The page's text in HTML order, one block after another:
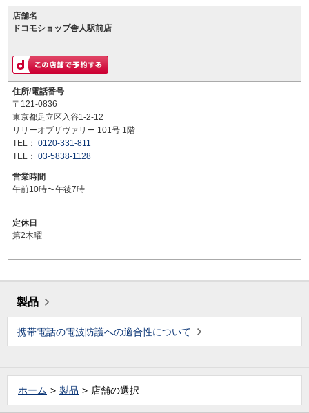
店舗名
ドコモショップ舎人駅前店
住所/電話番号
〒121-0836
東京都足立区入谷1-2-12
リリーオブザヴァリー 101号 1階
TEL： 0120-331-811
TEL： 03-5838-1128
営業時間
午前10時〜午後7時
定休日
第2木曜
製品
携帯電話の電波防護への適合性について
ホーム 製品 店舗の選択